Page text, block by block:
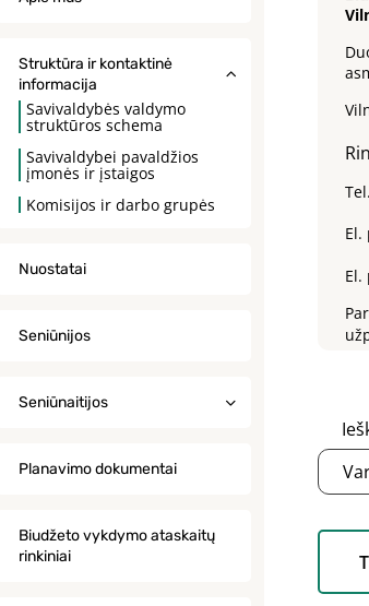
Struktūra ir kontaktinė
informacija
Savivaldybės valdymo
struktūros schema
Savivaldybei pavaldžios
įmonės ir įstaigos
Komisijos ir darbo grupės
Nuostatai
Seniūnijos
Seniūnaitijos
Planavimo dokumentai
Biudžeto vykdymo ataskaitų
rinkiniai
El.